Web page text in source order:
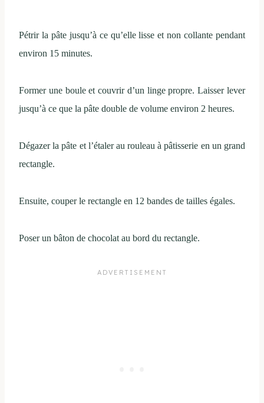
Pétrir la pâte jusqu’à ce qu’elle lisse et non collante pendant
environ 15 minutes.
Former une boule et couvrir d’un linge propre. Laisser lever
jusqu’à ce que la pâte double de volume environ 2 heures.
Dégazer la pâte et l’étaler au rouleau à pâtisserie en un grand
rectangle.
Ensuite, couper le rectangle en 12 bandes de tailles égales.
Poser un bâton de chocolat au bord du rectangle.